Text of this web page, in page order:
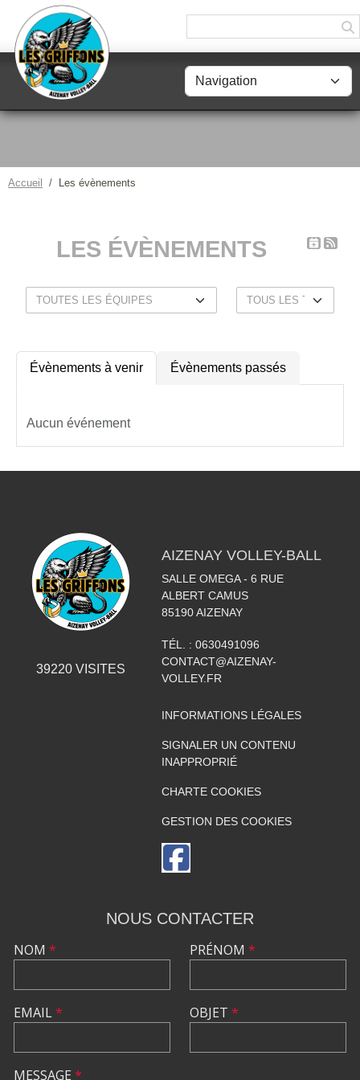
Accueil Les évènements
LES ÉVÈNEMENTS
Évènements à venir Évènements passés
Aucun événement
39220VISITES
AIZENAY VOLLEY-BALL
SALLE OMEGA - 6 RUE
ALBERT CAMUS
85190 AIZENAY
TÉL. : 0630491096
CONTACT@AIZENAY-
VOLLEY.FR
INFORMATIONS LÉGALES
SIGNALER UN CONTENU
INAPPROPRIÉ
CHARTE COOKIES
GESTION DES COOKIES
NOUS CONTACTER
NOM *
EMAIL*
PRÉNOM *
OBJET *
MESSAGE *
Panneau de gestion des cookies